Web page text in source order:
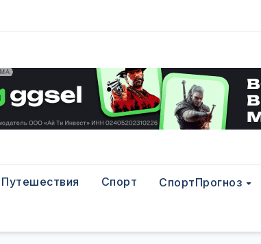
Путешествия Спорт СпортПрогноз